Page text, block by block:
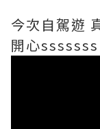
今次自駕遊
開心sssssss